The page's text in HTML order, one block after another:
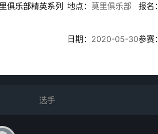
俱乐部精英系列
地点： 莫里俱乐部
日期： 2020-05-30
报名：
参赛：
选手